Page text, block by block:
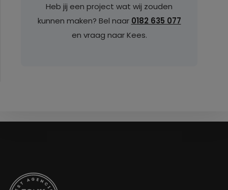
Heb jij een project wat wij zouden
kunnen maken? Bel naar 0182 635 077
en vraag naar Kees.